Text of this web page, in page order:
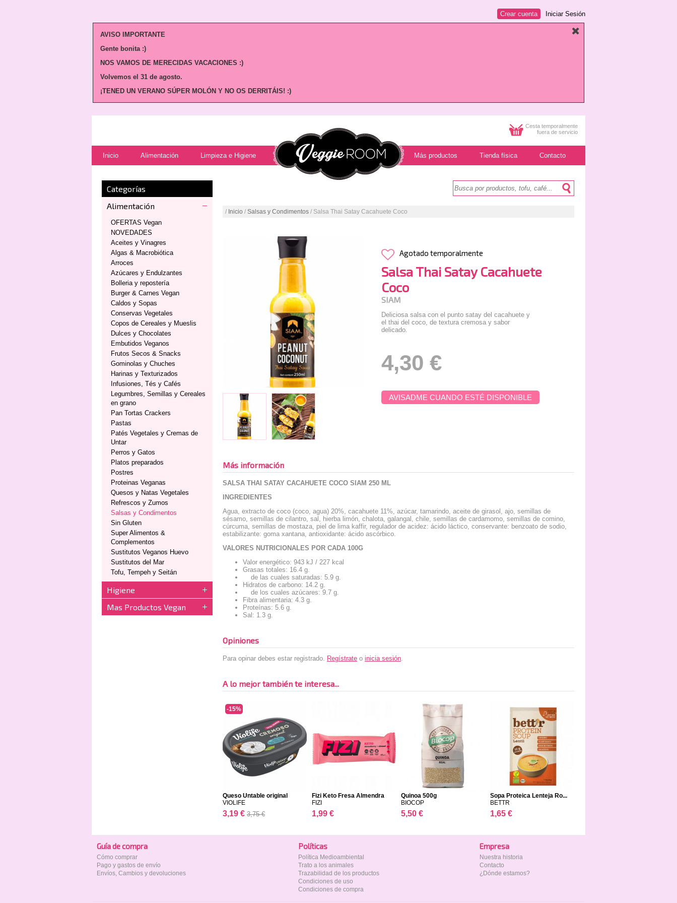
Iniciar Sesión
Crear cuenta
AVISO IMPORTANTE
Gente bonita :)
NOS VAMOS DE MERECIDAS VACACIONES :)
Volvemos el 31 de agosto.
¡TENED UN VERANO SÚPER MOLÓN Y NO OS DERRITÁIS! :)
Cesta temporalmente
fuera de servicio
Inicio Alimentación Limpieza e Higiene Más productos Tienda física Contacto
Categorías
Alimentación
OFERTAS Vegan
NOVEDADES
Aceites y Vinagres
Algas & Macrobiótica
Arroces
Azúcares y Endulzantes
Bolleria y repostería
Burger & Carnes Vegan
Caldos y Sopas
Conservas Vegetales
Copos de Cereales y Mueslis
Dulces y Chocolates
Embutidos Veganos
Frutos Secos & Snacks
Gominolas y Chuches
Harinas y Texturizados
Infusiones, Tés y Cafés
Legumbres, Semillas y Cereales
en grano
Pan Tortas Crackers
Pastas
Patés Vegetales y Cremas de
Untar
Perros y Gatos
Platos preparados
Postres
Proteinas Veganas
Quesos y Natas Vegetales
Refrescos y Zumos
Salsas y Condimentos
Sin Gluten
Super Alimentos &
Complementos
Sustitutos Veganos Huevo
Sustitutos del Mar
Tofu, Tempeh y Seitán
Higiene
Mas Productos Vegan
/ Inicio / Salsas y Condimentos / Salsa Thai Satay Cacahuete Coco
Agotado temporalmente
Salsa Thai Satay Cacahuete
Coco
SIAM
Deliciosa salsa con el punto satay del cacahuete y
el thai del coco, de textura cremosa y sabor
delicado.
4,30 €
AVISADME CUANDO ESTÉ DISPONIBLE
Más información
SALSA THAI SATAY CACAHUETE COCO SIAM 250 ML
INGREDIENTES
Agua, extracto de coco (coco, agua) 20%, cacahuete 11%, azúcar, tamarindo, aceite de girasol, ajo, semillas de
sésamo, semillas de cilantro, sal, hierba limón, chalota, galangal, chile, semillas de cardamomo, semillas de comino,
cúrcuma, semillas de mostaza, piel de lima kaffir, regulador de acidez: ácido láctico, conservante: benzoato de sodio,
estabilizante: goma xantana, antioxidante: ácido ascórbico.
VALORES NUTRICIONALES POR CADA 100G
Valor energético: 943 kJ / 227 kcal
Grasas totales: 16.4 g.
de las cuales saturadas: 5.9 g.
Hidratos de carbono: 14.2 g.
de los cuales azúcares: 9.7 g.
Fibra alimentaria: 4.3 g.
Proteínas: 5.6 g.
Sal: 1.3 g.
Opiniones
Para opinar debes estar registrado. Regístrate o inicia sesión.
A lo mejor también te interesa...
Queso Untable original
VIOLIFE
3,19 € 3,75 €
-15%
Fizi Keto Fresa Almendra
FIZI
1,99 €
Quinoa 500g
BIOCOP
5,50 €
Sopa Proteica Lenteja Ro...
BETTR
1,65 €
Guía de compra
Cómo comprar
Pago y gastos de envío
Envíos, Cambios y devoluciones
Polí­ticas
Política Medioambiental
Trato a los animales
Trazabilidad de los productos
Condiciones de uso
Condiciones de compra
Empresa
Nuestra historia
Contacto
¿Dónde estamos?